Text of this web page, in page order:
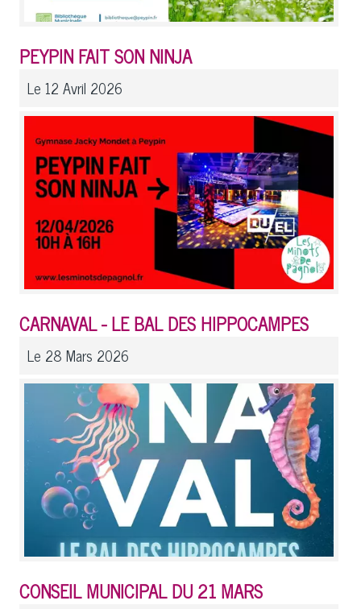
PEYPIN FAIT SON NINJA
Le 12 Avril 2026
CARNAVAL - LE BAL DES HIPPOCAMPES
Le 28 Mars 2026
CONSEIL MUNICIPAL DU 21 MARS